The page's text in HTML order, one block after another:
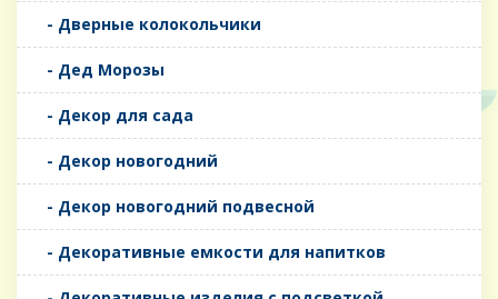
- Дверные колокольчики
- Дед Морозы
- Декор для сада
- Декор новогодний
- Декор новогодний подвесной
- Декоративные емкости для напитков